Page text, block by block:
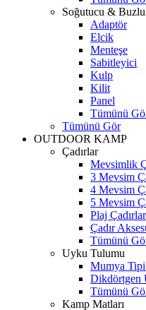
Soğutucu &
Adaptör
Elcik
Menteşe
Sabitleyici
Kulp
Kilit
Panel
Tümünü
Tümünü Gör
OUTDOOR KAMP
Çadırlar
Mevsimlik
3 Mevsim
4 Mevsim
5 Mevsim
Plaj
Çadır
Tümünü
Uyku Tulumu
Mumya
Dikdörtgen
Tümünü
Kamp Matları